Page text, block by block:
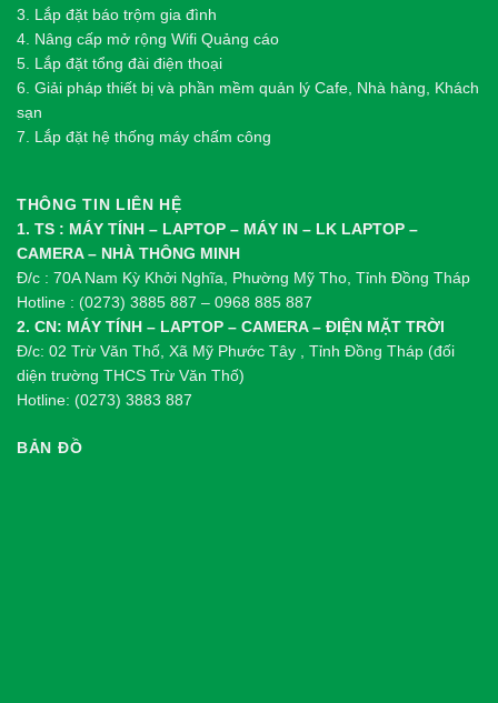
3. Lắp đặt báo trộm gia đình
4. Nâng cấp mở rộng Wifi Quảng cáo
5. Lắp đặt tổng đài điện thoại
6. Giải pháp thiết bị và phần mềm quản lý Cafe, Nhà hàng, Khách
sạn
7. Lắp đặt hệ thống máy chấm công
THÔNG TIN LIÊN HỆ
1. TS : MÁY TÍNH – LAPTOP – MÁY IN – LK LAPTOP –
CAMERA – NHÀ THÔNG MINH
Đ/c : 70A Nam Kỳ Khởi Nghĩa, Phường Mỹ Tho, Tỉnh Đồng Tháp
Hotline : (0273) 3885 887 – 0968 885 887
2. CN: MÁY TÍNH – LAPTOP – CAMERA – ĐIỆN MẶT TRỜI
Đ/c: 02 Trừ Văn Thố, Xã Mỹ Phước Tây , Tỉnh Đồng Tháp (đối
diện trường THCS Trừ Văn Thố)
Hotline: (0273) 3883 887
BẢN ĐỒ